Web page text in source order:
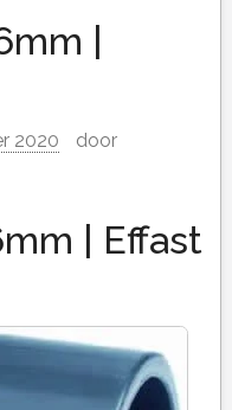
|
2020
door
| Effast